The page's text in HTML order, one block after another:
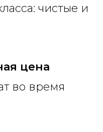
чистые и
цена
во время